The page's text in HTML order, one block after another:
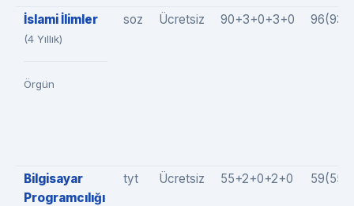
İslami İlimler
(4 Yıllık)
Örgün
soz Ücretsiz 90+3+0+3+0
Bilgisayar
Programcılığı
tyt Ücretsiz 55+2+0+2+0